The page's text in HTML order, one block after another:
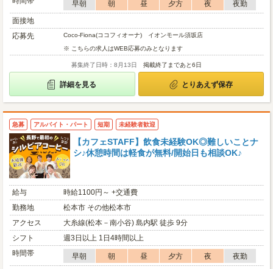
早朝 朝 昼 夕方 夜
夜勤
面接地
応募先
Coco-Fiona(ココフィオーナ) イオンモール須坂店
※ こちらの求人はWEB応募のみとなります
募集終了日時：8月13日 掲載終了まであと6日
詳細を見る とりあえず保存
急募 アルバイト・パート 短期 未経験者歓迎
【カフェSTAFF】飲食未経験OK◎難しいことナ
シ♪休憩時間は軽食が無料/開始日も相談OK♪
給与
時給1100円～ +交通費
勤務地
松本市 その他松本市
アクセス
大糸線(松本－南小谷) 島内駅 徒歩 9分
シフト
週3日以上 1日4時間以上
時間帯
早朝 朝 昼 夕方 夜
夜勤